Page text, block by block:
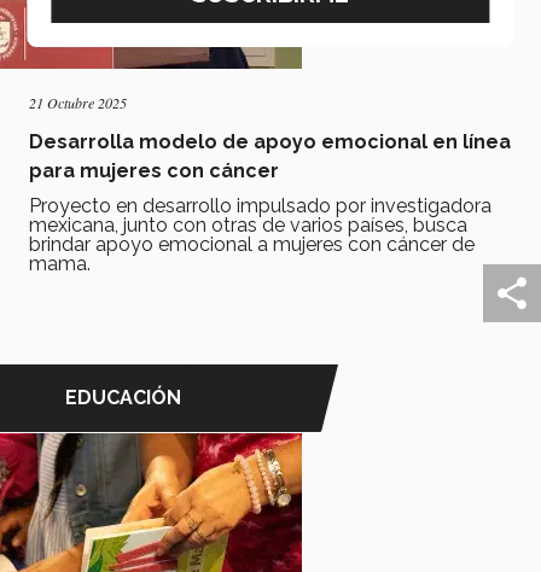
21 Octubre 2025
Desarrolla modelo de apoyo emocional en línea
para mujeres con cáncer
Proyecto en desarrollo impulsado por investigadora
mexicana, junto con otras de varios países, busca
brindar apoyo emocional a mujeres con cáncer de
mama.
EDUCACIÓN